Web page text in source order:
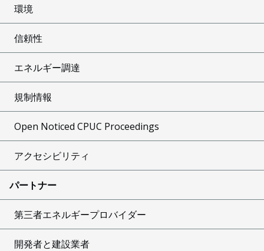
環境
信頼性
エネルギー調達
規制情報
Open Noticed CPUC Proceedings
アクセシビリティ
パートナー
第三者エネルギープロバイダー
開発者と建設業者